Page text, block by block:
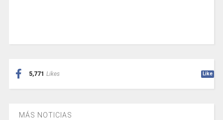
5,771 Likes Like
MÁS NOTICIAS